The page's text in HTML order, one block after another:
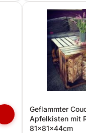
Geflammter
Apfelkisten mit
81x81x44cm